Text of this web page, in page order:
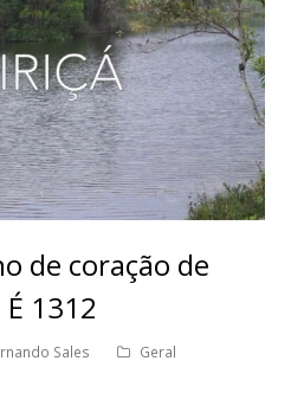
de coração de
1312
Sales
Geral